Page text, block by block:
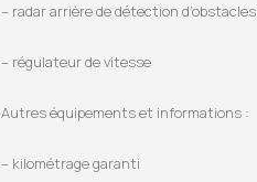
– radar arrière de détection d’obstacles
– régulateur de vitesse
Autres équipements et informations :
– kilométrage garanti